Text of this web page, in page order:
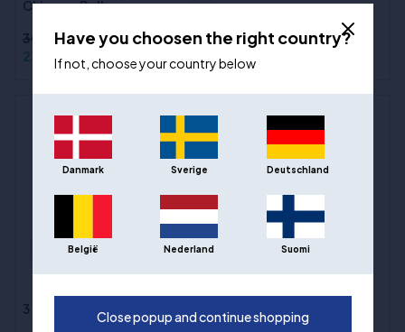
Chicago Bulls
309,00 kr
239,00 kr
399,00 kr
Out of stock
3 pakker AAA-batterier
Philadelphia 76ers
Have you choosen the right country?
If not, choose your country below
Danmark Sverige Deutschland
België Nederland Suomi
Close popup and continue shopping